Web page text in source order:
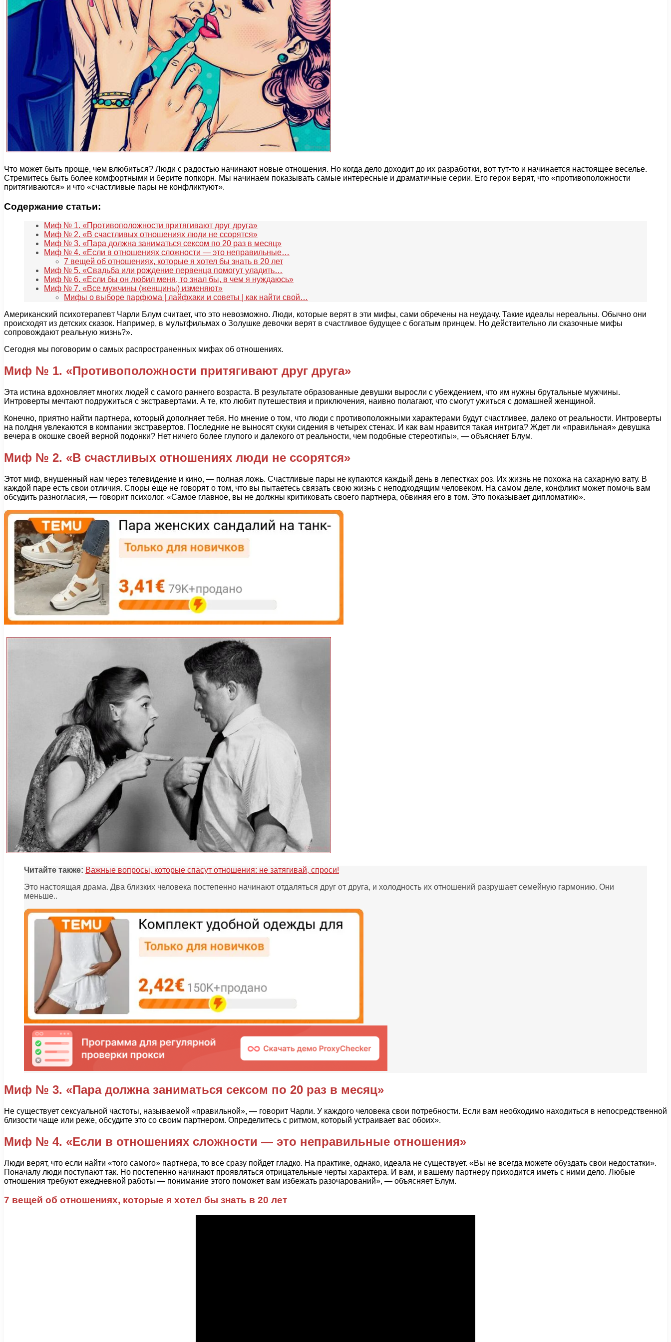
Что может быть проще, чем влюбиться? Люди с радостью начинают новые отношения. Но когда дело доходит до их разработки, вот тут-то и начинается настоящее веселье.
Стремитесь быть более комфортными и берите попкорн. Мы начинаем показывать самые интересные и драматичные серии. Его герои верят, что «противоположности
притягиваются» и что «счастливые пары не конфликтуют».
Содержание статьи:
Миф № 1. «Противоположности притягивают друг друга»
Миф № 2. «В счастливых отношениях люди не ссорятся»
Миф № 3. «Пара должна заниматься сексом по 20 раз в месяц»
Миф № 4. «Если в отношениях сложности — это неправильные…
7 вещей об отношениях, которые я хотел бы знать в 20 лет
Миф № 5. «Свадьба или рождение первенца помогут уладить…
Миф № 6. «Если бы он любил меня, то знал бы, в чем я нуждаюсь»
Миф № 7. «Все мужчины (женщины) изменяют»
Мифы о выборе парфюма | лайфхаки и советы | как найти свой…
Американский психотерапевт Чарли Блум считает, что это невозможно. Люди, которые верят в эти мифы, сами обречены на неудачу. Такие идеалы нереальны. Обычно они
происходят из детских сказок. Например, в мультфильмах о Золушке девочки верят в счастливое будущее с богатым принцем. Но действительно ли сказочные мифы
сопровождают реальную жизнь?».
Сегодня мы поговорим о самых распространенных мифах об отношениях.
Миф № 1. «Противоположности притягивают друг друга»
Эта истина вдохновляет многих людей с самого раннего возраста. В результате образованные девушки выросли с убеждением, что им нужны брутальные мужчины.
Интроверты мечтают подружиться с экстравертами. А те, кто любит путешествия и приключения, наивно полагают, что смогут ужиться с домашней женщиной.
Конечно, приятно найти партнера, который дополняет тебя. Но мнение о том, что люди с противоположными характерами будут счастливее, далеко от реальности. Интроверты
на полдня увлекаются в компании экстравертов. Последние не выносят скуки сидения в четырех стенах. И как вам нравится такая интрига? Ждет ли «правильная» девушка
вечера в окошке своей верной подонки? Нет ничего более глупого и далекого от реальности, чем подобные стереотипы», — объясняет Блум.
Миф № 2. «В счастливых отношениях люди не ссорятся»
Этот миф, внушенный нам через телевидение и кино, — полная ложь. Счастливые пары не купаются каждый день в лепестках роз. Их жизнь не похожа на сахарную вату. В
каждой паре есть свои отличия. Споры еще не говорят о том, что вы пытаетесь связать свою жизнь с неподходящим человеком. На самом деле, конфликт может помочь вам
обсудить разногласия, — говорит психолог. «Самое главное, вы не должны критиковать своего партнера, обвиняя его в том. Это показывает дипломатию».
Читайте также: Важные вопросы, которые спасут отношения: не затягивай, спроси!
Это настоящая драма. Два близких человека постепенно начинают отдаляться друг от друга, и холодность их отношений разрушает семейную гармонию. Они
меньше..
Миф № 3. «Пара должна заниматься сексом по 20 раз в месяц»
Не существует сексуальной частоты, называемой «правильной», — говорит Чарли. У каждого человека свои потребности. Если вам необходимо находиться в непосредственной
близости чаще или реже, обсудите это со своим партнером. Определитесь с ритмом, который устраивает вас обоих».
Миф № 4. «Если в отношениях сложности — это неправильные отношения»
Люди верят, что если найти «того самого» партнера, то все сразу пойдет гладко. На практике, однако, идеала не существует. «Вы не всегда можете обуздать свои недостатки».
Поначалу люди поступают так. Но постепенно начинают проявляться отрицательные черты характера. И вам, и вашему партнеру приходится иметь с ними дело. Любые
отношения требуют ежедневной работы — понимание этого поможет вам избежать разочарований», — объясняет Блум.
7 вещей об отношениях, которые я хотел бы знать в 20 лет